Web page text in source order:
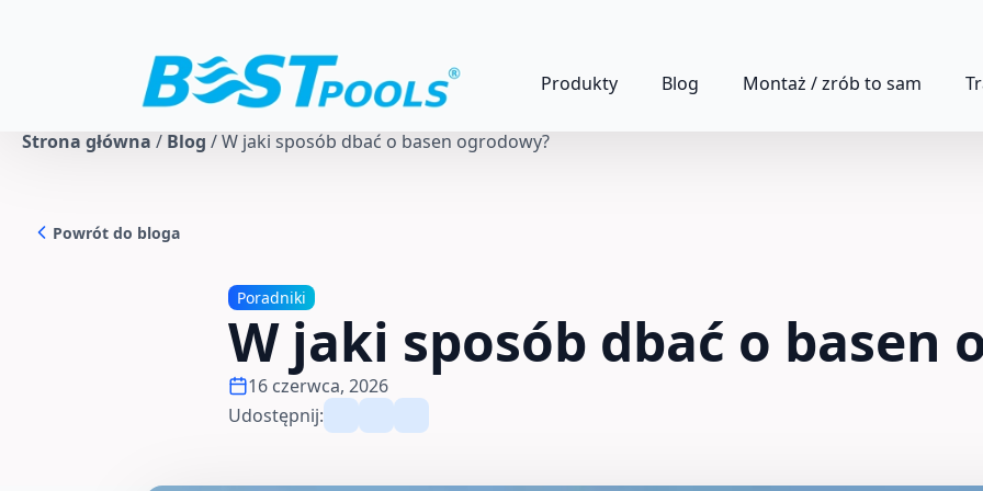
Produkty Blog Montaż / zrób to sam
Strona główna / Blog /W jaki sposób dbać o basen ogrodowy?
Powrót do bloga
Poradniki
W jaki sposób dbać o basen
16 czerwca, 2026
Udostępnij: